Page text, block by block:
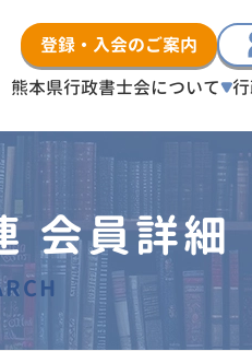
登録・入会のご案内
熊本県行政書士会について
会員詳細